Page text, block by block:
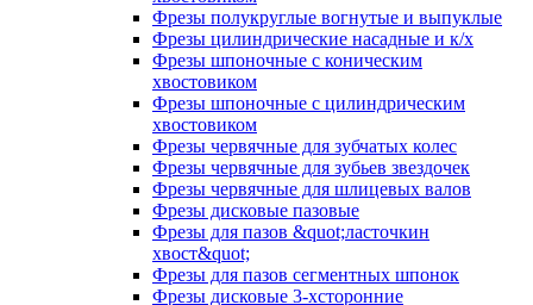
Фрезы полукруглые вогнутые и выпуклые
Фрезы цилиндрические насадные и к/х
Фрезы шпоночные с коническим
хвостовиком
Фрезы шпоночные с цилиндрическим
хвостовиком
Фрезы червячные для зубчатых колес
Фрезы червячные для зубьев звездочек
Фрезы червячные для шлицевых валов
Фрезы дисковые пазовые
Фрезы для пазов &quot;ласточкин
хвост&quot;
Фрезы для пазов сегментных шпонок
Фрезы дисковые 3-хсторонние